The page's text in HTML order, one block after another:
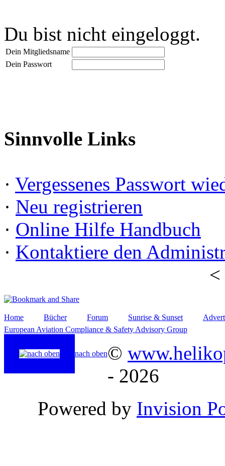
Du bist nicht eingeloggt.
Dein Mitgliedsname
Dein Passwort
Sinnvolle Links
· Vergessenes Passwort
· Neu registrieren
· Online Hilfe Handbuch
· Kontaktiere den
<
Home Bücher Forum Sunrise & Sunset
European Aviation Compliance & Safety Advisory Group
nach oben©
- 2026
Powered by Invision